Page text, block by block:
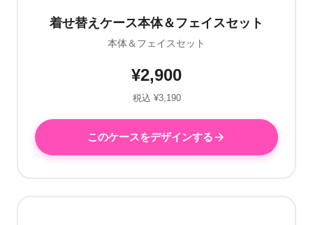
着せ替えケース本体＆フェイスセット
本体＆フェイスセット
¥2,900
税込 ¥3,190
このケースをデザインする